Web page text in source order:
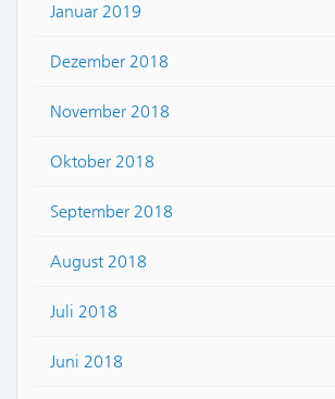
Januar 2019
Dezember 2018
November 2018
Oktober 2018
September 2018
August 2018
Juli 2018
Juni 2018